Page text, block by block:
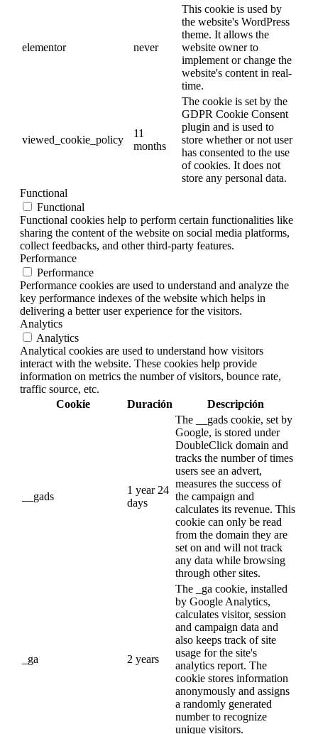
elementor never
This cookie is used by
the website's WordPress
theme. It allows the
website owner to
implement or change the
website's content in real-
time.
viewed_cookie_policy
11
months
The cookie is set by the
GDPR Cookie Consent
plugin and is used to
store whether or not user
has consented to the use
of cookies. It does not
store any personal data.
Functional
Functional
Functional cookies help to perform certain functionalities like
sharing the content of the website on social media platforms,
collect feedbacks, and other third-party features.
Performance
Performance
Performance cookies are used to understand and analyze the
key performance indexes of the website which helps in
delivering a better user experience for the visitors.
Analytics
Analytics
Analytical cookies are used to understand how visitors
interact with the website. These cookies help provide
information on metrics the number of visitors, bounce rate,
traffic source, etc.
Cookie
Duración Descripción
__gads
1 year 24
days
The __gads cookie, set by
Google, is stored under
DoubleClick domain and
tracks the number of times
users see an advert,
measures the success of
the campaign and
calculates its revenue. This
cookie can only be read
from the domain they are
set on and will not track
any data while browsing
through other sites.
_ga 2 years
The _ga cookie, installed
by Google Analytics,
calculates visitor, session
and campaign data and
also keeps track of site
usage for the site's
analytics report. The
cookie stores information
anonymously and assigns
a randomly generated
number to recognize
unique visitors.